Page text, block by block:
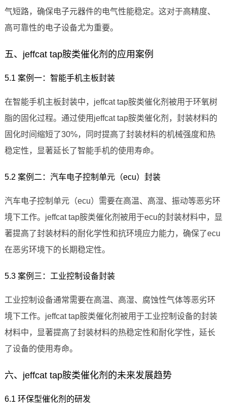
气短路，确保电子元器件的电气性能稳定。这对于高精度、
高可靠性的电子设备尤为重要。
五、jeffcat tap胺类催化剂的应用案例
5.1 案例一：智能手机主板封装
在智能手机主板封装中，jeffcat tap胺类催化剂被用于环氧树
脂的固化过程。通过使用jeffcat tap胺类催化剂，封装材料的
固化时间缩短了30%，同时提高了封装材料的机械强度和热
稳定性，显著延长了智能手机的使用寿命。
5.2 案例二：汽车电子控制单元（ecu）封装
汽车电子控制单元（ecu）需要在高温、高湿、振动等恶劣环
境下工作。jeffcat tap胺类催化剂被用于ecu的封装材料中，显
著提高了封装材料的耐化学性和抗环境应力能力，确保了ecu
在恶劣环境下的长期稳定性。
5.3 案例三：工业控制设备封装
工业控制设备通常需要在高温、高湿、腐蚀性气体等恶劣环
境下工作。jeffcat tap胺类催化剂被用于工业控制设备的封装
材料中，显著提高了封装材料的热稳定性和耐化学性，延长
了设备的使用寿命。
六、jeffcat tap胺类催化剂的未来发展趋势
6.1 环保型催化剂的研发